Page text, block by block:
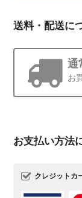
送料・配送に
通
お
お支払い方法
クレジットカ